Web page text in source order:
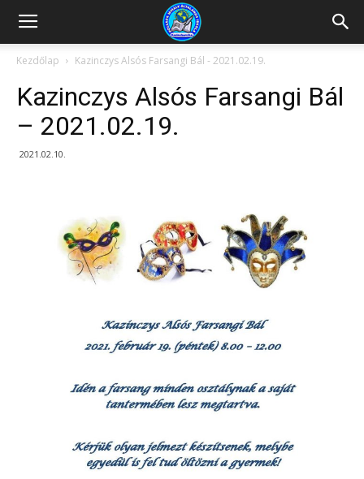
Kazincbarcikai
Pollack
Mihály
Kezdőlap Kazinczys Alsós Farsangi Bál - 2021.02.19.
Kazinczys Alsós Farsangi Bál
– 2021.02.19.
2021.02.10.